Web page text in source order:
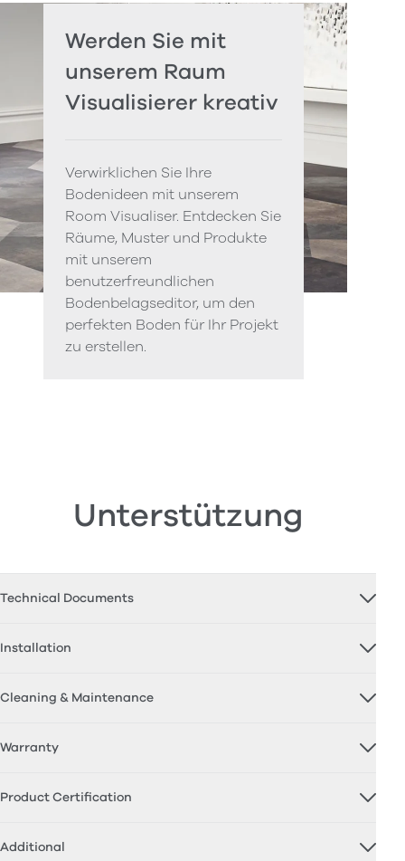
Werden Sie mit
unserem Raum
Visualisierer kreativ
Verwirklichen Sie Ihre
Bodenideen mit unserem
Room Visualiser. Entdecken Sie
Räume, Muster und Produkte
mit unserem
benutzerfreundlichen
Bodenbelagseditor, um den
perfekten Boden für Ihr Projekt
zu erstellen.
Unterstützung
Technical Documents
Installation
Cleaning & Maintenance
Warranty
Product Certification
Additional